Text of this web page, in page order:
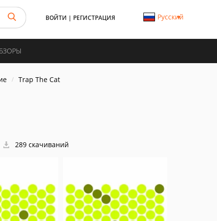
ВОЙТИ | РЕГИСТРАЦИЯ Русский
Trap The Cat
289 скачиваний